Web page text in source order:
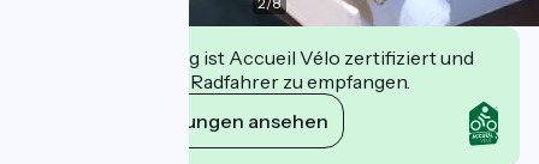
Diese Einrichtung ist Accueil Vélo zertifiziert und
verpflichtet sich, Radfahrer zu empfangen.
Ihre Verpflichtungen ansehen